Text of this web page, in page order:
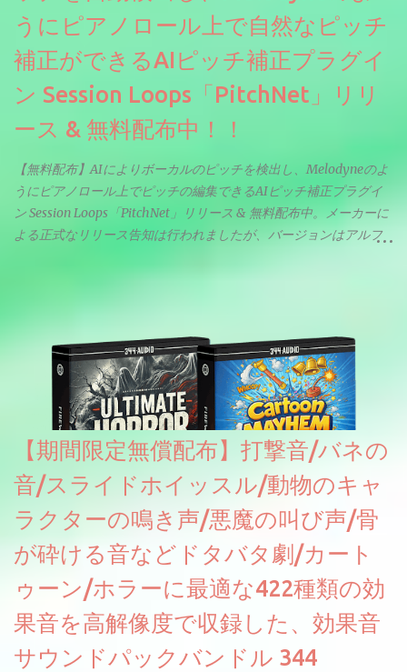
うにピアノロール上で自然なピッチ
補正ができるAIピッチ補正プラグイ
ン Session Loops「PitchNet」リリ
ース & 無料配布中！！
【無料配布】AIによりボーカルのピッチを検出し、Melodyneのよ
うにピアノロール上でピッチの編集できるAIピッチ補正プラグイ
ン Session Loops「PitchNet」リリース & 無料配布中。メーカーに
よる正式なリリース告知は行われましたが、バージョンはアルフ
のあるDrumNetのメーカーです。調べたところによるとオープン
ソースを元に設計・改良した製品のようです。
【期間限定無償配布】打撃音/バネの
音/スライドホイッスル/動物のキャ
ラクターの鳴き声/悪魔の叫び声/骨
が砕ける音などドタバタ劇/カート
ゥーン/ホラーに最適な422種類の効
果音を高解像度で収録した、効果音
サウンドパックバンドル 344